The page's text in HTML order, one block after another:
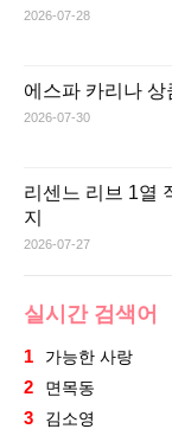
2026-07-28
에스파 카리나 상
2026-07-30
리센느 리브 1열
지
2026-07-27
실시간 검색어
1 가능한 사랑
2 면목동
3 김소영